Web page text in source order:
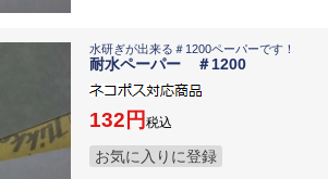
水研ぎが出来る＃1200ペーパーです！
耐水ペーパー ＃1200
132 税込
お気に入りに登録